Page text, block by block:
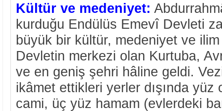
Kültür ve medeniyet:
kurduğu Endülüs Emevî Devleti
büyük bir kültür, medeniyet ve
Devletin merkezi olan Kurtuba,
ve en geniş şehri hâline geldi.
ikâmet ettikleri yerler dışında yüz
cami, üç yüz hamam (evlerdeki